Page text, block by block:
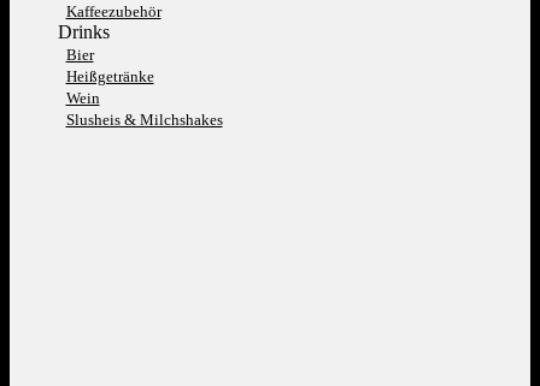
Kaffeezubehör
Drinks
Bier
Heißgetränke
Wein
Slusheis & Milchshakes